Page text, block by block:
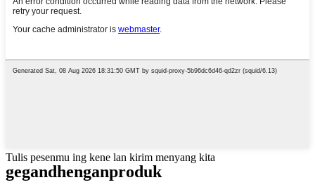
Tulis pesenmu ing kene lan kirim menyang kita
gegandhenganproduk